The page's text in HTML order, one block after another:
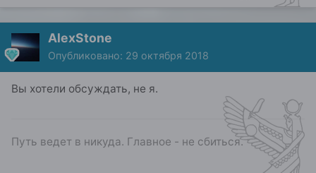
AlexStone
Опубликовано: 29 октября 2018
Вы хотели обсуждать, не я.
Путь ведет в никуда. Главное - не сбиться.